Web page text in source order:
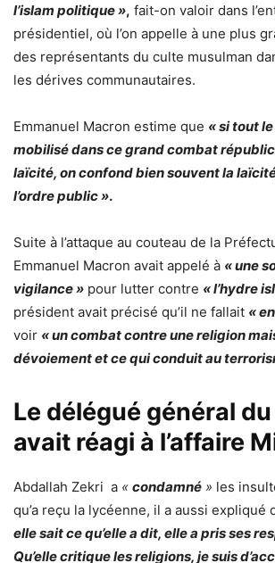
l’islam politique », fait-on valoir dans
présidentiel, où l’on appelle à une plus
des représentants du culte musulman
les dérives communautaires.
Emmanuel Macron estime que « si tout
mobilisé dans ce grand combat
laïcité, on confond bien souvent la
l’ordre public ».
Suite à l’attaque au couteau de la
Emmanuel Macron avait appelé à « une
vigilance » pour lutter contre « l’hydre
président avait précisé qu’il ne fallait «
voir « un combat contre une religion
dévoiement et ce qui conduit au
Le délégué général du
avait réagi à l’affaire
Abdallah Zekri a « condamné » les
qu’a reçu la lycéenne, il a aussi expliqué
elle sait ce qu’elle a dit, elle a pris ses
Qu’elle critique les religions, je suis